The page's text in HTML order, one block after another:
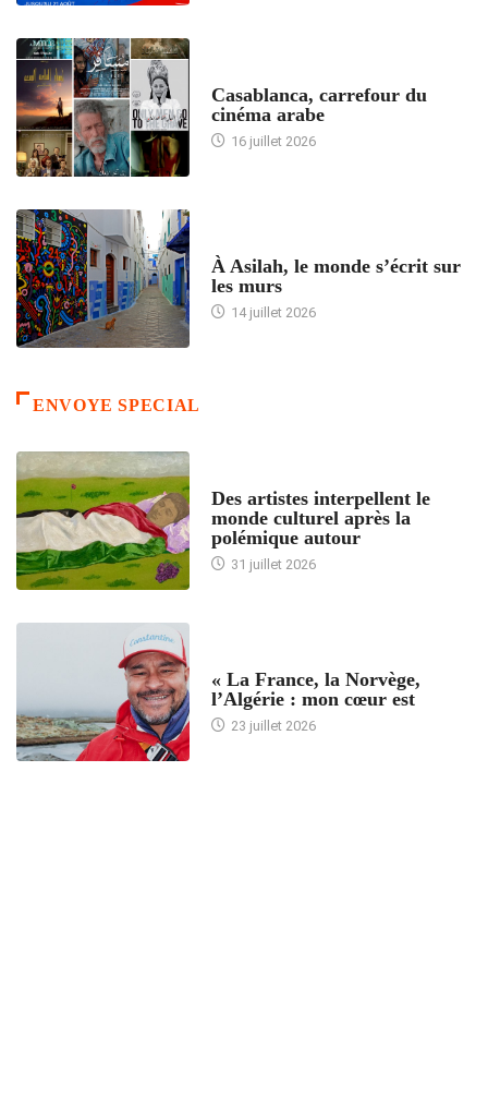
Casablanca, carrefour du
cinéma arabe
16 juillet 2026
À Asilah, le monde s’écrit sur
les murs
14 juillet 2026
ENVOYE SPECIAL
Des artistes interpellent le
monde culturel après la
polémique autour
31 juillet 2026
« La France, la Norvège,
l’Algérie : mon cœur est
23 juillet 2026